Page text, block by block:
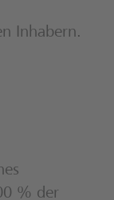
Inhabern.
% der